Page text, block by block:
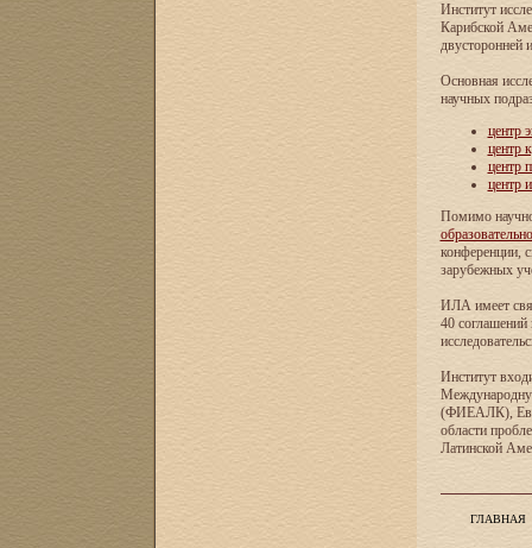
Институт
Карибской
двусторонней
Основная
научных
центр
центр
центр
центр
Помимо
конференции,
зарубежных
ИЛА имеет
40 соглашений
Институт
(ФИЕАЛК),
области
Латинской
ГЛАВНАЯ